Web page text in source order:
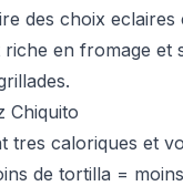
des choix
en fromage et
Chiquito
tres caloriques et
de tortilla =